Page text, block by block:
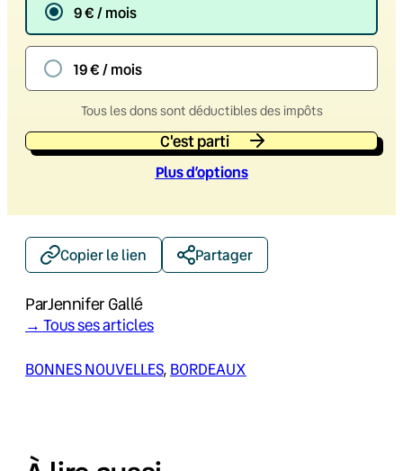
9 € / mois
19 € / mois
Tous les dons sont déductibles des impôts
C'est parti
Plus d’options
Copier le lien Partager
ParJennifer Gallé
→ Tous ses articles
BONNES NOUVELLES, BORDEAUX